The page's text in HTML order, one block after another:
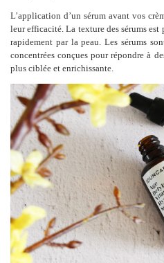
L’application d’un sérum avant vos
leur efficacité. La texture des sérums
rapidement par la peau. Les sérums
concentrées conçues pour répondre à
plus ciblée et enrichissante.